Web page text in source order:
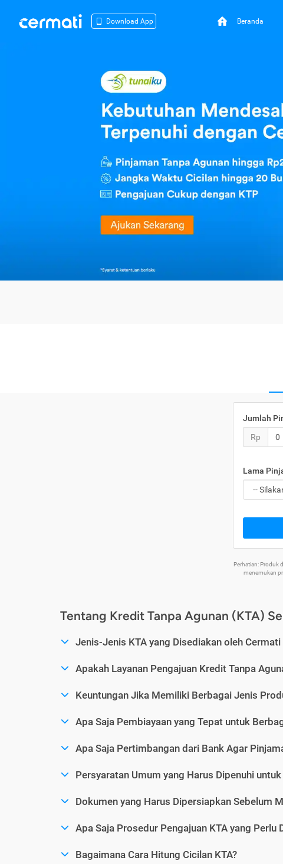
Download App Beranda
Jumlah
Rp
Lama
Perhatian: Produk
menemukan
Tentang Kredit Tanpa Agunan (KTA)
Jenis-Jenis KTA yang Disediakan oleh Cermati
Apakah Layanan Pengajuan Kredit Tanpa
Keuntungan Jika Memiliki Berbagai Jenis
Apa Saja Pembiayaan yang Tepat untuk
Apa Saja Pertimbangan dari Bank Agar
Persyaratan Umum yang Harus Dipenuhi
Dokumen yang Harus Dipersiapkan Sebelum
Apa Saja Prosedur Pengajuan KTA yang Perlu
Bagaimana Cara Hitung Cicilan KTA?